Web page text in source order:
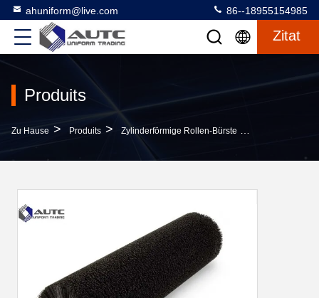
ahuniform@live.com 86--18955154985
Zitat
Produits
Zu Hause > Produits > Zylinderförmige Rollen-Bürste >